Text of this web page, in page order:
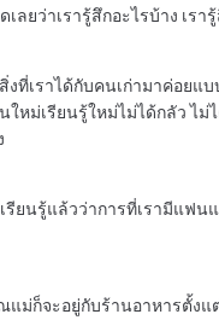
ยว่าเรารู้สึกอะไรบ้าง เรา
งที่เราได้กับคนเก่ามาค่อ
ม่เรียนรู้ใหม่ไม่ได้กลัว ไ
รียนรู้แล้วว่าการที่เรามีแ
จะอยู่กับร้านอาหารตั้งแ